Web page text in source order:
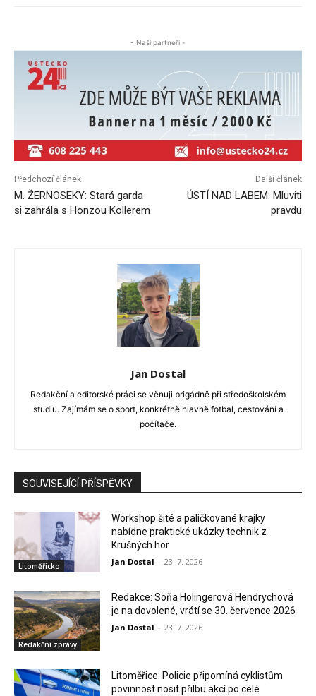
- Naši partneři -
Předchozí článek
M. ŽERNOSEKY: Stará garda
si zahrála s Honzou Kollerem
Další článek
ÚSTÍ NAD LABEM: Mluviti
pravdu
Jan Dostal
Redakční a editorské práci se věnuji brigádně při středoškolském
studiu. Zajímám se o sport, konkrétně hlavně fotbal, cestování a
počítače.
SOUVISEJÍCÍ PŘÍSPĚVKY
Litoměřicko
Workshop šité a paličkované krajky
nabídne praktické ukázky technik z
Krušných hor
Jan Dostal - 23. 7. 2026
Redakční zprávy
Redakce: Soňa Holingerová Hendrychová
je na dovolené, vrátí se 30. července 2026
Jan Dostal - 23. 7. 2026
Litoměřice: Policie připomíná cyklistům
povinnost nosit přilbu akcí po celé